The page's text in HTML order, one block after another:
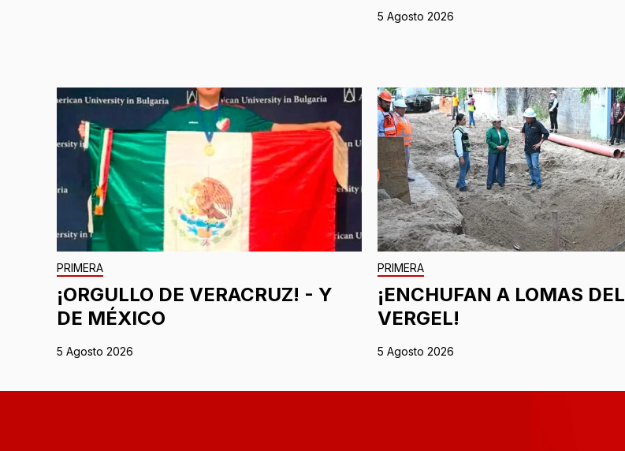
5 Agosto 2026
PRIMERA
¡ORGULLO DE VERACRUZ! - Y
DE MÉXICO
5 Agosto 2026
PRIMERA
¡ENCHUFAN A LOMAS DEL
VERGEL!
5 Agosto 2026